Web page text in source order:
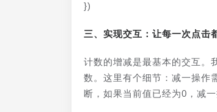
})
三、实现交互：让每一次点击
计数的增减是最基本的交互。
数。这里有个细节：减一操作
断，如果当前值已经为0，减